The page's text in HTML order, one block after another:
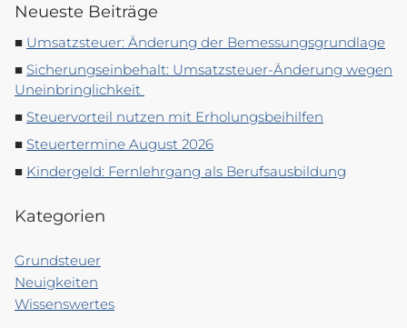
Neueste Beiträge
Umsatzsteuer: Änderung der Bemessungsgrundlage
Sicherungseinbehalt: Umsatzsteuer-Änderung wegen
Uneinbringlichkeit
Steuervorteil nutzen mit Erholungsbeihilfen
Steuertermine August 2026
Kindergeld: Fernlehrgang als Berufsausbildung
Kategorien
Grundsteuer
Neuigkeiten
Wissenswertes